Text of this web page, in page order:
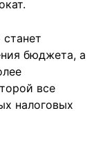
бюджета, а
все
налоговых